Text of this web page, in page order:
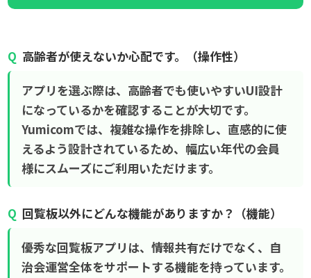
高齢者が使えないか心配です。（操作性）
アプリを選ぶ際は、高齢者でも使いやすいUI設計
になっているかを確認することが大切です。
Yumicomでは、複雑な操作を排除し、直感的に使
えるよう設計されているため、幅広い年代の会員
様にスムーズにご利用いただけます。
回覧板以外にどんな機能がありますか？（機能）
優秀な回覧板アプリは、情報共有だけでなく、自
治会運営全体をサポートする機能を持っています。